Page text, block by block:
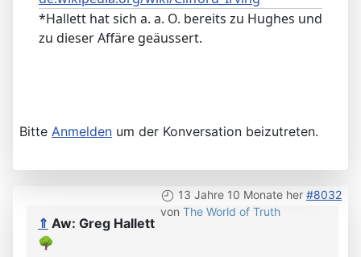
*Hallett hat sich a. a. O. bereits zu Hughes und
zu dieser Affäre geäussert.
Bitte Anmelden um der Konversation beizutreten.
13 Jahre 10 Monate her #8032
von The World of Truth
⇑ Aw: Greg Hallett
🌳